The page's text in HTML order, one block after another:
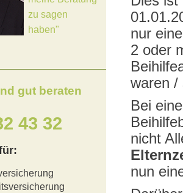
nur
2 oder
waren /
Bei
nicht
nun
zu sagen
haben"
gut beraten
43 32